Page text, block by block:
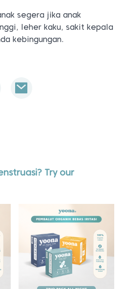
segera jika anak
leher kaku, sakit kepala
kebingungan.
Try our